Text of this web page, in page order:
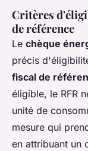
Critères
de référence
Le chèque
précis
fiscal de
éligible, le RFR
unité de
mesure qui
en attribuant un